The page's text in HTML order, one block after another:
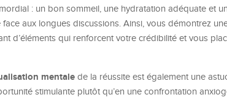
: un bon sommeil, une hydratation adéquate et
aux longues discussions. Ainsi, vous démontrez
d’éléments qui renforcent votre crédibilité et vous
mentale de la réussite est également une
stimulante plutôt qu’en une confrontation